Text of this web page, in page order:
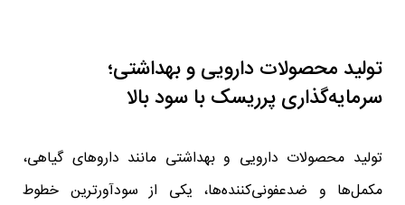
تولید محصولات دارویی و بهداشتی؛
سرمایه‌گذاری پرریسک با سود بالا
تولید محصولات دارویی و بهداشتی مانند داروهای گیاهی،
مکمل‌ها و ضدعفونی‌کننده‌ها، یکی از سودآورترین خطوط